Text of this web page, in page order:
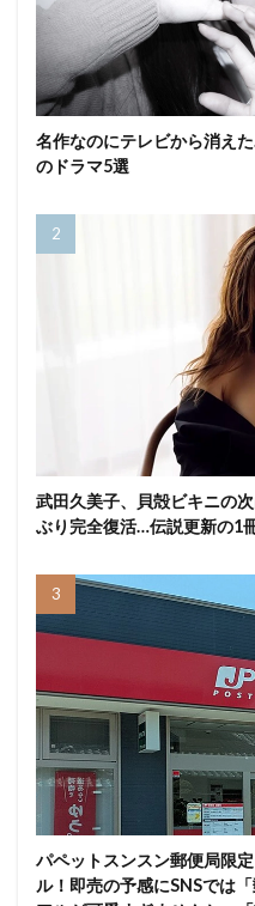
名作なのにテレビから消え
のドラマ5選
武田久美子、貝殻ビキニの
ぶり完全復活…伝説更新の1
パペットスンスン郵便局限
ル！即売の予感にSNSでは